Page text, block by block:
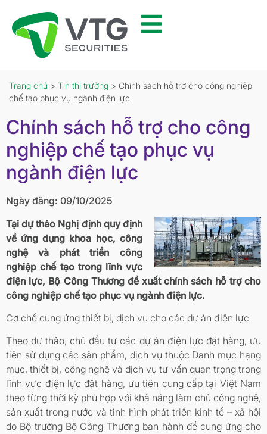
Trang chủ > Tin thị trường > Chính sách hỗ trợ cho công nghiệp
chế tạo phục vụ ngành điện lực
Chính sách hỗ trợ cho công
nghiệp chế tạo phục vụ
ngành điện lực
Ngày đăng: 09/10/2025
Tại dự thảo Nghị định quy định
về ứng dụng khoa học, công
nghệ và phát triển công
nghiệp chế tạo trong lĩnh vực
điện lực, Bộ Công Thương đề xuất chính sách hỗ trợ cho
công nghiệp chế tạo phục vụ ngành điện lực.
Cơ chế cung ứng thiết bị, dịch vụ cho các dự án điện lực
Theo dự thảo, chủ đầu tư các dự án điện lực đặt hàng, ưu
tiên sử dụng các sản phẩm, dịch vụ thuộc Danh mục hạng
mục, thiết bị, công nghệ và dịch vụ tư vấn quan trọng trong
lĩnh vực điện lực đặt hàng, ưu tiên cung cấp tại Việt Nam
theo từng thời kỳ phù hợp với khả năng làm chủ công nghệ,
sản xuất trong nước và tình hình phát triển kinh tế – xã hội
do Bộ trưởng Bộ Công Thương ban hành để cung ứng cho